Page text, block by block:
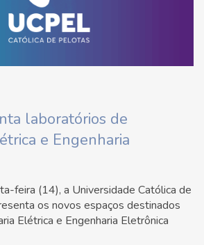
laboratórios de
e Engenharia
feira (14), a Universidade Católica de
os novos espaços destinados
Elétrica e Engenharia Eletrônica